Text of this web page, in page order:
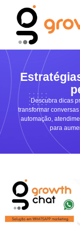
Descubra dicas
transformar
automação,
para